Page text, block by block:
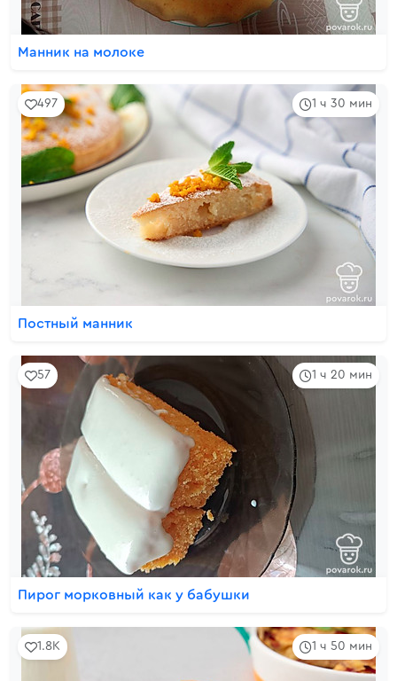
Манник на молоке
1 ч 30 мин
497
Постный манник
1 ч 20 мин
57
Пирог морковный как у бабушки
1 ч 50 мин
1.8K